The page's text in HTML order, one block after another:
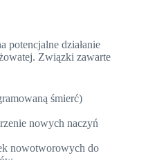
potencjalne działanie
Związki zawarte
śmierć)
nowych naczyń
nowotworowych do